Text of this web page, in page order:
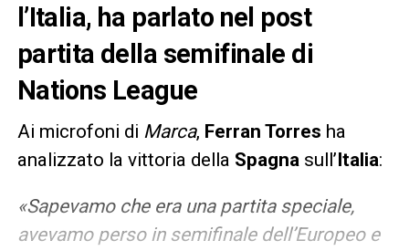
l’Italia, ha parlato nel post
partita della semifinale di
Nations League
Ai microfoni di Marca, Ferran Torres ha
analizzato la vittoria della Spagna sull’Italia:
«Sapevamo che era una partita speciale,
avevamo perso in semifinale dell’Europeo e